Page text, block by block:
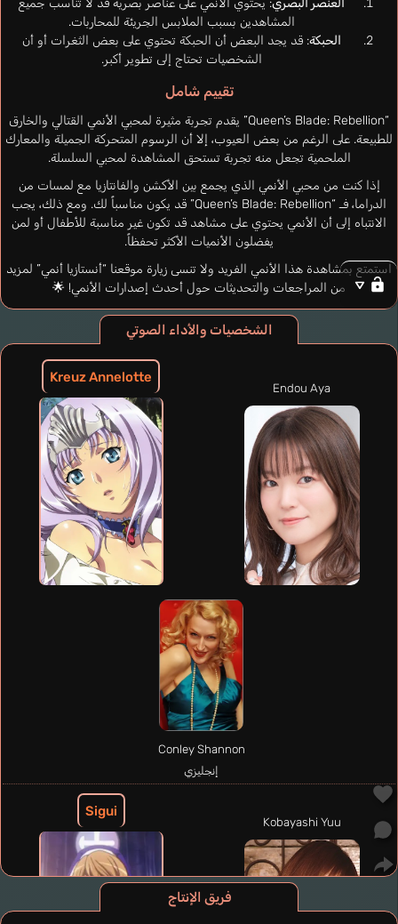
المشاهدين بسبب الملابس الجريئة للمحاربات.
الحبكة: قد يجد البعض أن الحبكة تحتوي على بعض الثغرات أو أن
الشخصيات تحتاج إلى تطوير أكبر.
تقييم شامل
“Queen’s Blade: Rebellion” يقدم تجربة مثيرة لمحبي الأنمي القتالي والخارق
للطبيعة. على الرغم من بعض العيوب، إلا أن الرسوم المتحركة الجميلة والمعارك
الملحمية تجعل منه تجربة تستحق المشاهدة لمحبي السلسلة.
إذا كنت من محبي الأنمي الذي يجمع بين الأكشن والفانتازيا مع لمسات من
الدراما، فـ “Queen’s Blade: Rebellion” قد يكون مناسباً لك. ومع ذلك، يجب
الانتباه إلى أن الأنمي يحتوي على مشاهد قد تكون غير مناسبة للأطفال أو لمن
يفضلون الأنميات الأكثر تحفظاً.
استمتع بمشاهدة هذا الأنمي الفريد ولا تنسى زيارة موقعنا “أنستازيا أنمي” لمزيد
من المراجعات والتحديثات حول أحدث إصدارات الأنمي! 🌟
فريق الإنتاج
الشخصيات والأداء الصوتي
Kreuz Annelotte
Endou Aya
Conley Shannon
إنجليزي
Sigui
Kobayashi Yuu